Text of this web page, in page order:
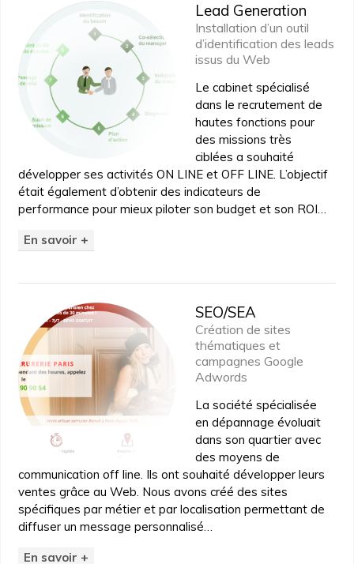
Lead Generation
Installation d’un outil
d’identification des leads
issus du Web
Le cabinet spécialisé
dans le recrutement de
hautes fonctions pour
des missions très
ciblées a souhaité
développer ses activités ON LINE et OFF LINE. L’objectif
était également d’obtenir des indicateurs de
performance pour mieux piloter son budget et son ROI…
En savoir +
SEO/SEA
Création de sites
thématiques et
campagnes Google
Adwords
La société spécialisée
en dépannage évoluait
dans son quartier avec
des moyens de
communication off line. Ils ont souhaité développer leurs
ventes grâce au Web. Nous avons créé des sites
spécifiques par métier et par localisation permettant de
diffuser un message personnalisé…
En savoir +